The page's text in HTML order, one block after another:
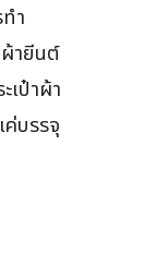
ำ
ายีนต์
ป๋าผ้า
บรรจุ